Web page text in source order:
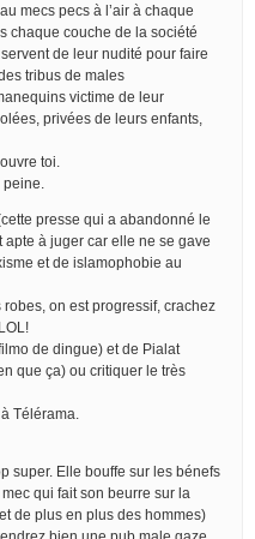
mecs pecs à l’air à chaque
chaque couche de la société
de leur nudité pour faire
tribus de males
victime de leur
privées de leurs enfants,
toi.
presse qui a abandonné le
à juger car elle ne se gave
et de islamophobie au
on est progressif, crachez
de dingue) et de Pialat
que ça) ou critiquer le très
Télérama.
super. Elle bouffe sur les bénefs
qui fait son beurre sur la
de plus en plus des hommes)